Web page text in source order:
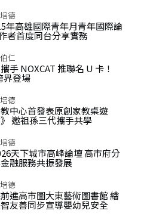
德
年高雄國際青年月青年國際論
者首度同台分享實務
仁
手 NOXCAT 推聯名 U 卡！
界登場
德
中心首發表原創家教桌遊
邀祖孫三代攜手共學
德
天下城市高峰論壇 高市府分
融服務共振發展
德
進高市圖大東藝術圖書館 繪
友善同步宣導嬰幼兒安全